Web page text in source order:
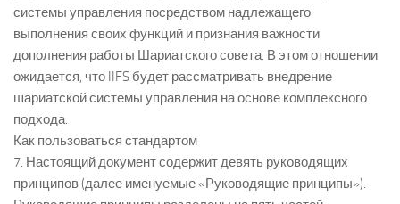
системы управления посредством надлежащего
выполнения своих функций и признания важности
дополнения работы Шариатского совета. В этом отношении
ожидается, что IIFS будет рассматривать внедрение
шариатской системы управления на основе комплексного
подхода.
Как пользоваться стандартом
7. Настоящий документ содержит девять руководящих
принципов (далее именуемые «Руководящие принципы»).